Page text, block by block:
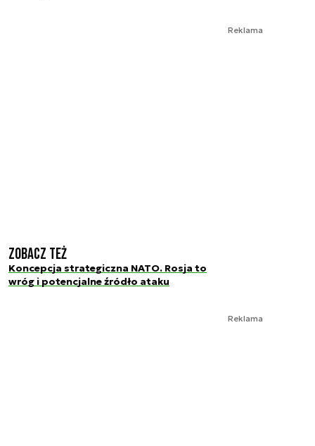
Reklama
Zobacz też
Koncepcja strategiczna NATO. Rosja to
wróg i potencjalne źródło ataku
Reklama